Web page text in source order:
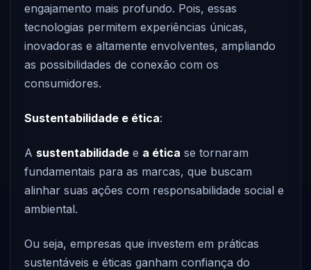
engajamento mais profundo. Pois, essas
tecnologias permitem experiências únicas,
inovadoras e altamente envolventes, ampliando
as possibilidades de conexão com os
consumidores.
Sustentabilidade e ética:
A sustentabilidade e a ética se tornaram
fundamentais para as marcas, que buscam
alinhar suas ações com responsabilidade social e
ambiental.
Ou seja, empresas que investem em práticas
sustentáveis e éticas ganham confiança do